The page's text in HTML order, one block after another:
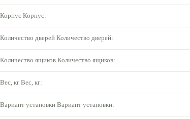
Корпус:
Количество дверей:
Количество ящиков:
Вес, кг:
Вариант установки: